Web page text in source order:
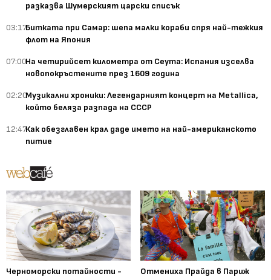
разказва Шумерският царски списък
03:17Битката при Самар: шепа малки кораби спря най-тежкия
флот на Япония
07:00На четирийсет километра от Сеута: Испания изселва
новопокръстените през 1609 година
02:20Музикални хроники: Легендарният концерт на Metallica,
който беляза разпада на СССР
12:47Как обезглавен крал даде името на най-американското
питие
Черноморски потайности -
Отмениха Прайда в Париж